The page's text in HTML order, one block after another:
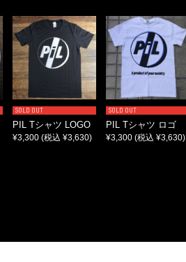
SOLD OUT
PIL Tシャツ LOGO
¥3,300 (税込 ¥3,630)
SOLD OUT
PIL Tシャツ ロゴ
¥3,300 (税込 ¥3,630)